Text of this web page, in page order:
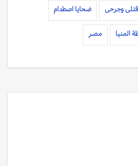
قتلى وجرحى ضحايا اصطدام
المنيا مصر